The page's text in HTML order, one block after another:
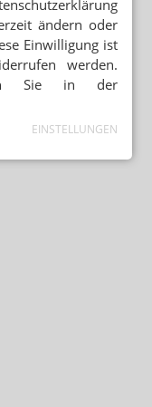
ändern oder
Einwilligung ist
werden.
Sie in der
EINSTELLUNGEN